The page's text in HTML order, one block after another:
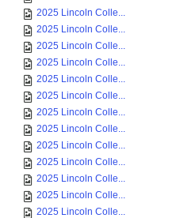
2025 Lincoln Colle...
2025 Lincoln Colle...
2025 Lincoln Colle...
2025 Lincoln Colle...
2025 Lincoln Colle...
2025 Lincoln Colle...
2025 Lincoln Colle...
2025 Lincoln Colle...
2025 Lincoln Colle...
2025 Lincoln Colle...
2025 Lincoln Colle...
2025 Lincoln Colle...
2025 Lincoln Colle...